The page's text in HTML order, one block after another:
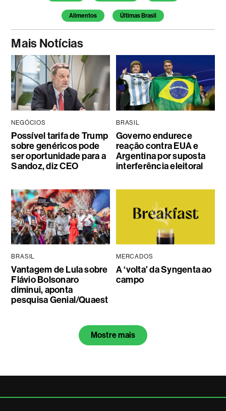
Alimentos Últimas Brasil
Mais Notícias
NEGÓCIOS
Possível tarifa de Trump
sobre genéricos pode
ser oportunidade para a
Sandoz, diz CEO
BRASIL
Governo endurece
reação contra EUA e
Argentina por suposta
interferência eleitoral
BRASIL
Vantagem de Lula sobre
Flávio Bolsonaro
diminui, aponta
pesquisa Genial/Quaest
MERCADOS
A ‘volta’ da Syngenta ao
campo
Mostre mais